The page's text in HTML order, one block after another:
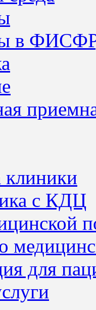
в
клиники
с КДЦ
для